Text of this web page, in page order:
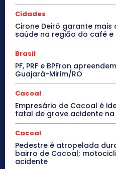
Cidades
Cirone Deiró garante mais
saúde na região do café
Brasil
PF, PRF e BPFron
Guajará-Mirim/RO
Cacoal
Empresário de Cacoal é
fatal de grave acidente na
Cacoal
Pedestre é atropelada
bairro de Cacoal;
acidente